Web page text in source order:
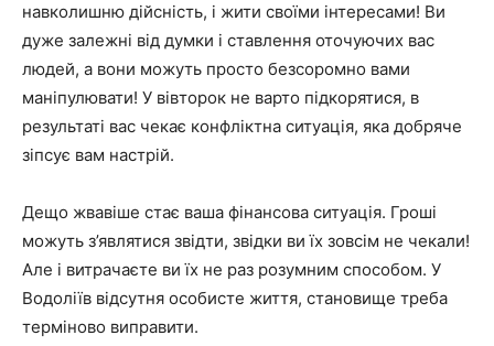
навколишню дійсність, і жити своїми інтересами! Ви
дуже залежні від думки і ставлення оточуючих вас
людей, а вони можуть просто безсоромно вами
маніпулювати! У вівторок не варто підкорятися, в
результаті вас чекає конфліктна ситуація, яка добряче
зіпсує вам настрій.
Дещо жвавіше стає ваша фінансова ситуація. Гроші
можуть з’являтися звідти, звідки ви їх зовсім не чекали!
Але і витрачаєте ви їх не раз розумним способом. У
Водоліїв відсутня особисте життя, становище треба
терміново виправити.